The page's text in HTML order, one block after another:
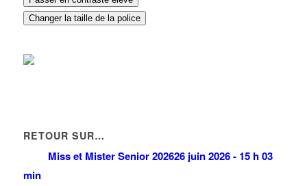
Changer la taille de la police
RETOUR SUR…
Miss et Mister Senior 202626 juin 2026 - 15 h 03
min